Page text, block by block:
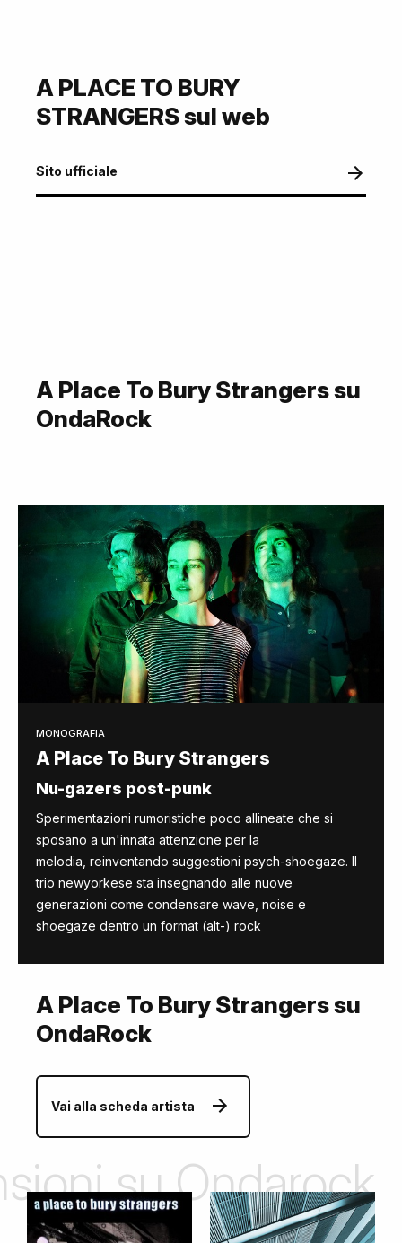
A PLACE TO BURY
STRANGERS sul web
Sito ufficiale
A Place To Bury Strangers su
OndaRock
MONOGRAFIA
A Place To Bury Strangers
Nu-gazers post-punk
Sperimentazioni rumoristiche poco allineate che si
sposano a un'innata attenzione per la
melodia, reinventando suggestioni psych-shoegaze. Il
trio newyorkese sta insegnando alle nuove
generazioni come condensare wave, noise e
shoegaze dentro un format (alt-) rock
A Place To Bury Strangers su
OndaRock
Vai alla scheda artista
su Ondarock